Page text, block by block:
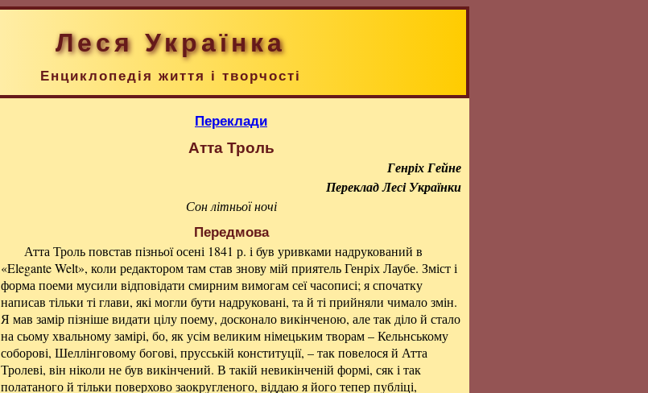
Леся Українка
Енциклопедія життя і творчості
Переклади
Атта Троль
Генріх Гейне
Переклад Лесі Українки
Сон літньої ночі
Передмова
Атта Троль повстав пізньої осені 1841 р. і був уривками надрукований в
«Elegante Welt», коли редактором там став знову мій приятель Генріх Лаубе. Зміст і
форма поеми мусили відповідати смирним вимогам сеї часописі; я спочатку
написав тільки ті глави, які могли бути надруковані, та й ті прийняли чимало змін.
Я мав замір пізніше видати цілу поему, досконало викінченою, але так діло й стало
на сьому хвальному замірі, бо, як усім великим німецьким творам – Кельнському
соборові, Шеллінговому богові, прусській конституції, – так повелося й Атта
Тролеві, він ніколи не був викінчений. В такій невикінченій формі, сяк і так
полатаного й тільки поверхово заокругленого, віддаю я його тепер публіці,